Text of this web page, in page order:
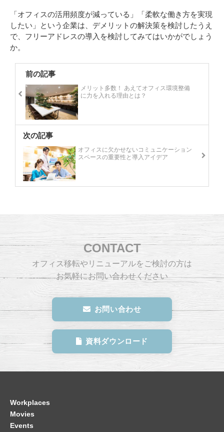
「オフィスの活用頻度が減っている」「柔軟な働き方を実現
したい」という企業は、デメリットの解決策を検討したうえ
で、フリーアドレスの導入を検討してみてはいかがでしょう
か。
前の記事
メリット多数！ あえてオフィス環境整備
に力を入れる理由とは？
次の記事
オフィスに欠かせないコミュニケーション
スペースの重要性と導入アイデア
CONTACT
オフィス移転やリニューアルをご検討の方は
お気軽にお問い合わせください
お問い合わせ
資料ダウンロード
Workplaces
Movies
Events